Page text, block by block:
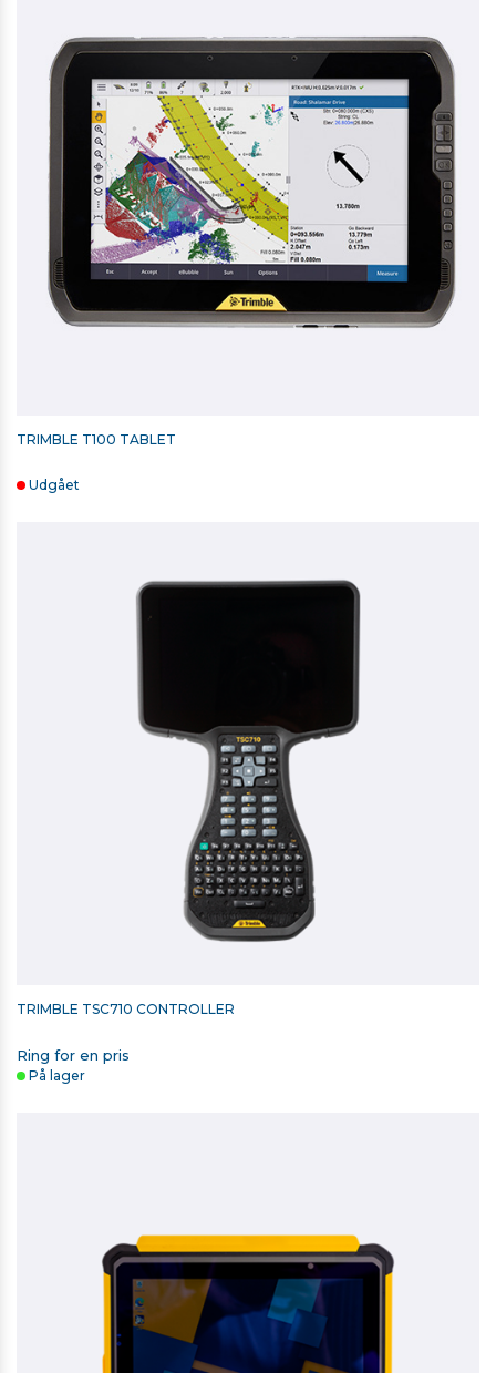
TRIMBLE T100 TABLET
Udgået
TRIMBLE TSC710 CONTROLLER
Ring for en pris
På lager